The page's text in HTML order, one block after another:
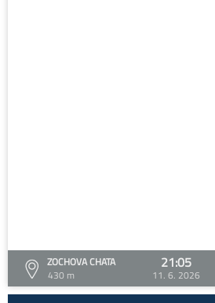
ZOCHOVA CHATA
430 m
21:05
11. 6. 2026